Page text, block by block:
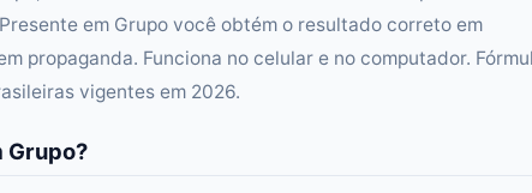
em Grupo você obtém o resultado correto em
propaganda. Funciona no celular e no computador.
vigentes em 2026.
Grupo?